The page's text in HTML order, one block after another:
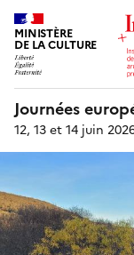
MINISTÈRE
DE LA CULTURE
Journées
12, 13 et 14 juin